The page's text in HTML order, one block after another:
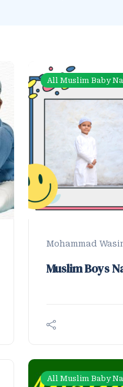
All Muslim Baby
Mohammad
Muslim Boys
All Muslim Baby